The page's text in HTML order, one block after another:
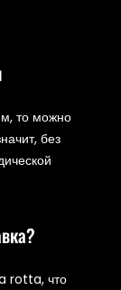
то можно
без
rotta, что